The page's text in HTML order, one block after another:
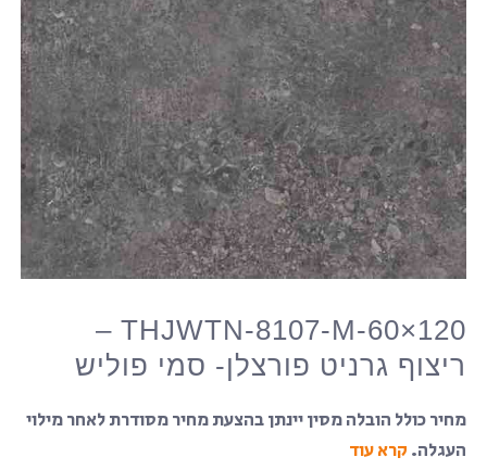
THJWTN-8107-M-60×120 –
ריצוף גרניט פורצלן- סמי פוליש
מחיר כולל הובלה מסין יינתן בהצעת מחיר מסודרת לאחר מילוי
העגלה. קרא עוד